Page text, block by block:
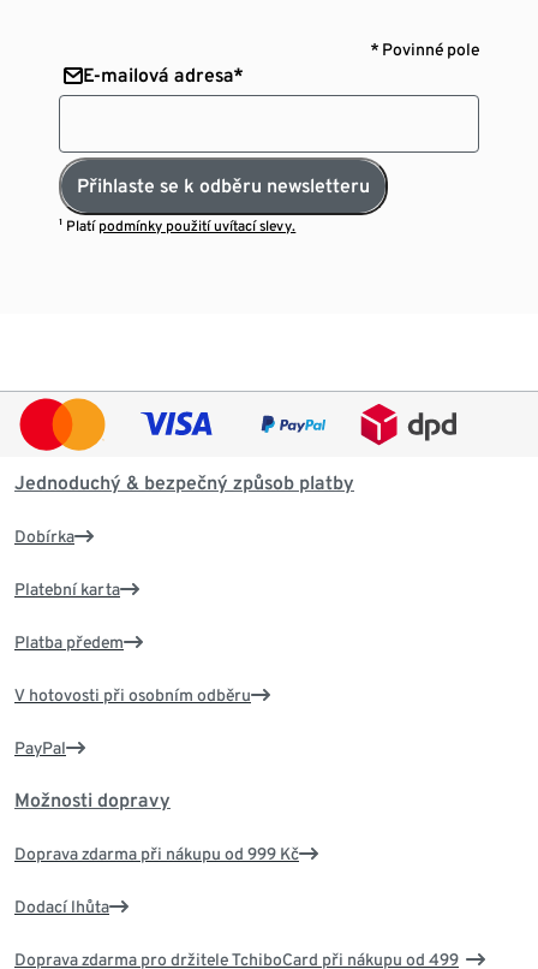
* Povinné pole
E-mailová adresa*
Přihlaste se k odběru newsletteru
¹ Platí podmínky použití uvítací slevy.
Jednoduchý & bezpečný způsob platby
Dobírka
Platební karta
Platba předem
V hotovosti při osobním odběru
PayPal
Možnosti dopravy
Doprava zdarma při nákupu od 999 Kč
Dodací lhůta
Doprava zdarma pro držitele TchiboCard při nákupu od 499